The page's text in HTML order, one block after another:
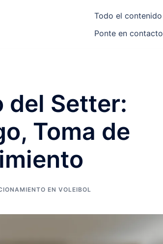
Todo el contenido
Ponte en contacto
del Setter:
Toma de
EN VOLEIBOL